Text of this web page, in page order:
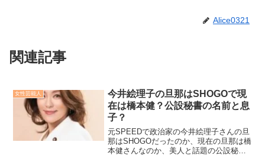
Alice0321
関連記事
女性芸能人
今井絵理子の旦那はSHOGOで現
在は橋本健？公設秘書の名前と息
子？
元SPEEDで政治家の今井絵理子さんの旦
那はSHOGOだったのか、現在の旦那は橋
本健さんなのか、美人と話題の公設秘書